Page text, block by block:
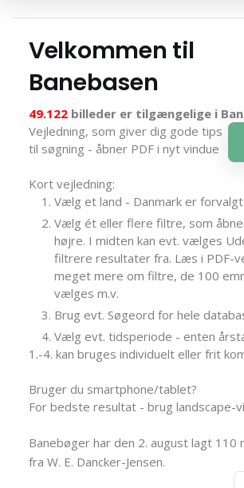
Velkommen til
Banebasen
49.122 billeder er tilgængelige i
Vejledning, som giver dig gode tips
til søgning - åbner PDF i nyt vindue
Kort vejledning:
Vælg et land - Danmark er
Vælg ét eller flere filtre, som
højre. I midten kan evt. vælges
filtrere resultater fra. Læs i PDF-
meget mere om filtre, de 100
vælges m.v.
Brug evt. Søgeord for hele
Vælg evt. tidsperiode - enten
1.-4. kan bruges individuelt eller frit
Bruger du smartphone/tablet?
For bedste resultat - brug landscape-
Banebøger har den 2. august lagt 110
fra W. E. Dancker-Jensen.